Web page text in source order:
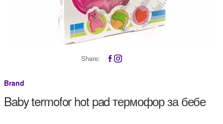
Share:
Brand
Baby termofor hot pad термофор за бебе